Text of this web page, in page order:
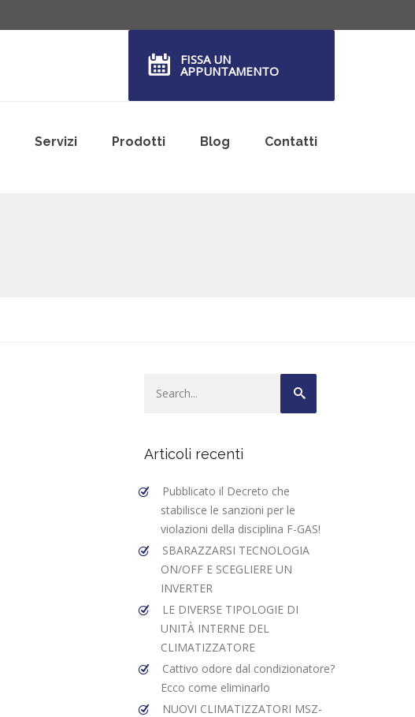
FISSA UN
APPUNTAMENTO
Servizi Prodotti Blog Contatti
Articoli recenti
Pubblicato il Decreto che
stabilisce le sanzioni per le
violazioni della disciplina F-GAS!
SBARAZZARSI TECNOLOGIA
ON/OFF E SCEGLIERE UN
INVERTER
LE DIVERSE TIPOLOGIE DI
UNITÀ INTERNE DEL
CLIMATIZZATORE
Cattivo odore dal condizionatore?
Ecco come eliminarlo
NUOVI CLIMATIZZATORI MSZ-